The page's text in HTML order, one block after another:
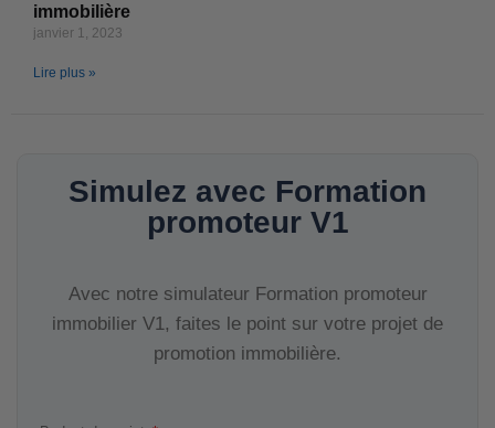
immobilière
janvier 1, 2023
Lire plus »
Simulez avec Formation
promoteur V1
Avec notre simulateur Formation promoteur
immobilier V1, faites le point sur votre projet de
promotion immobilière.